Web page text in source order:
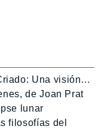
Una visión…
de Joan Prat
lunar
filosofías del